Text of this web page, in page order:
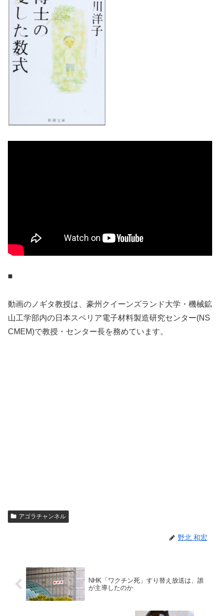
■
動画のノギタ教授は、豪州クイーンズランド大学・機械鉱
山工学部内の日本スペリア電子材料製造研究センター(NS
CMEM)で教授・センター長を務めています。
アゴラチャンネル
野北 和宏
NHK「ワクチン死」すり替え放送は、誰
が主導したのか